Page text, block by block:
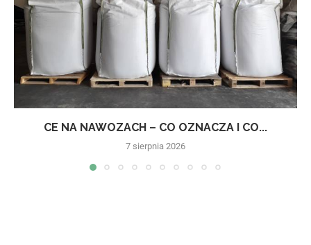
CE NA NAWOZACH – CO OZNACZA I CO...
7 sierpnia 2026